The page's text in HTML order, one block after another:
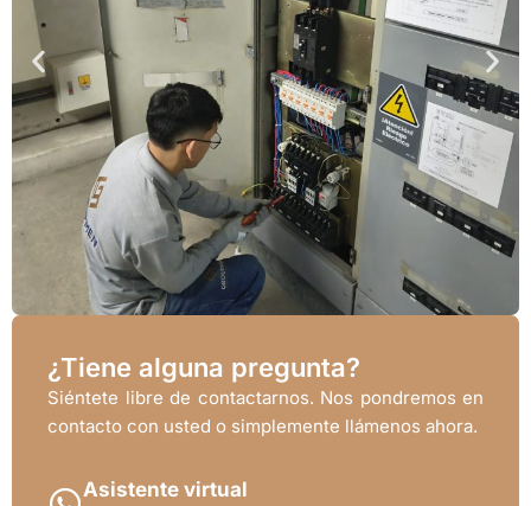
¿Tiene alguna pregunta?
Siéntete libre de contactarnos. Nos pondremos en
contacto con usted o simplemente llámenos ahora.
Asistente virtual